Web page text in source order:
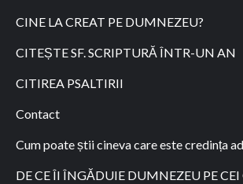
CINE LA CREAT PE DUMNEZEU?
CITEȘTE SF. SCRIPTURĂ ÎNTR-UN AN
CITIREA PSALTIRII
Contact
Cum poate știi cineva care este credința
DE CE ÎI ÎNGĂDUIE DUMNEZEU PE CEI